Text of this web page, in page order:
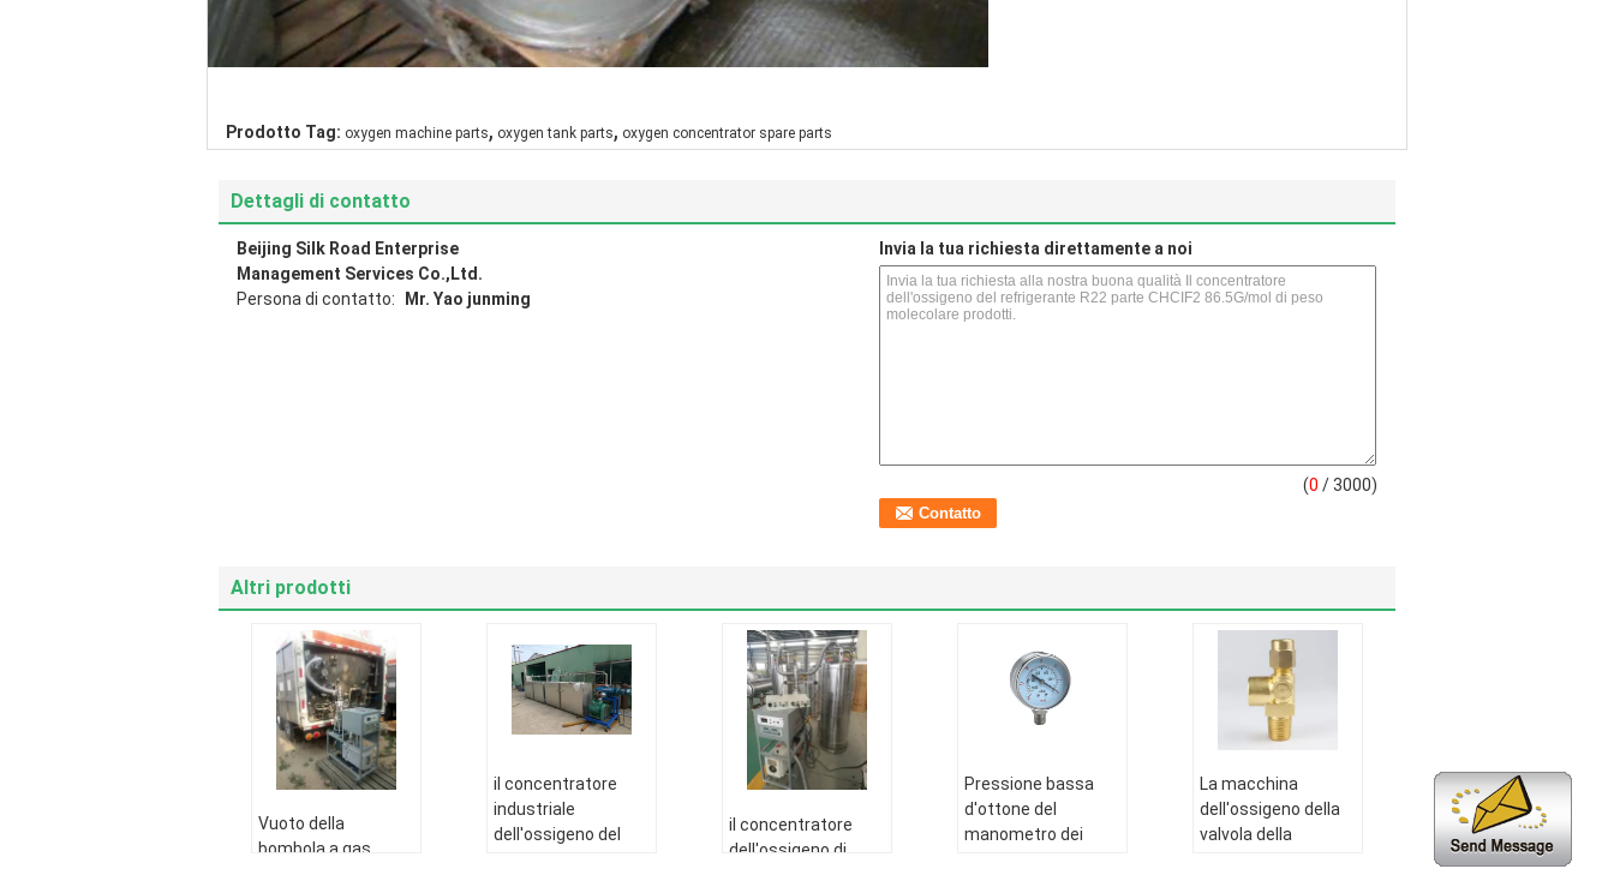
Prodotto Tag: oxygen machine parts, oxygen tank parts, oxygen concentrator spare parts
Dettagli di contatto
Beijing Silk Road Enterprise
Management Services Co.,Ltd.
Persona di contatto:
Mr. Yao junming
Invia la tua richiesta direttamente a noi
(0 / 3000)
Altri prodotti
Vuoto della
bombola a gas
il concentratore
industriale
dell'ossigeno del
il concentratore
dell'ossigeno di
Pressione bassa
d'ottone del
manometro dei
La macchina
dell'ossigeno della
valvola della